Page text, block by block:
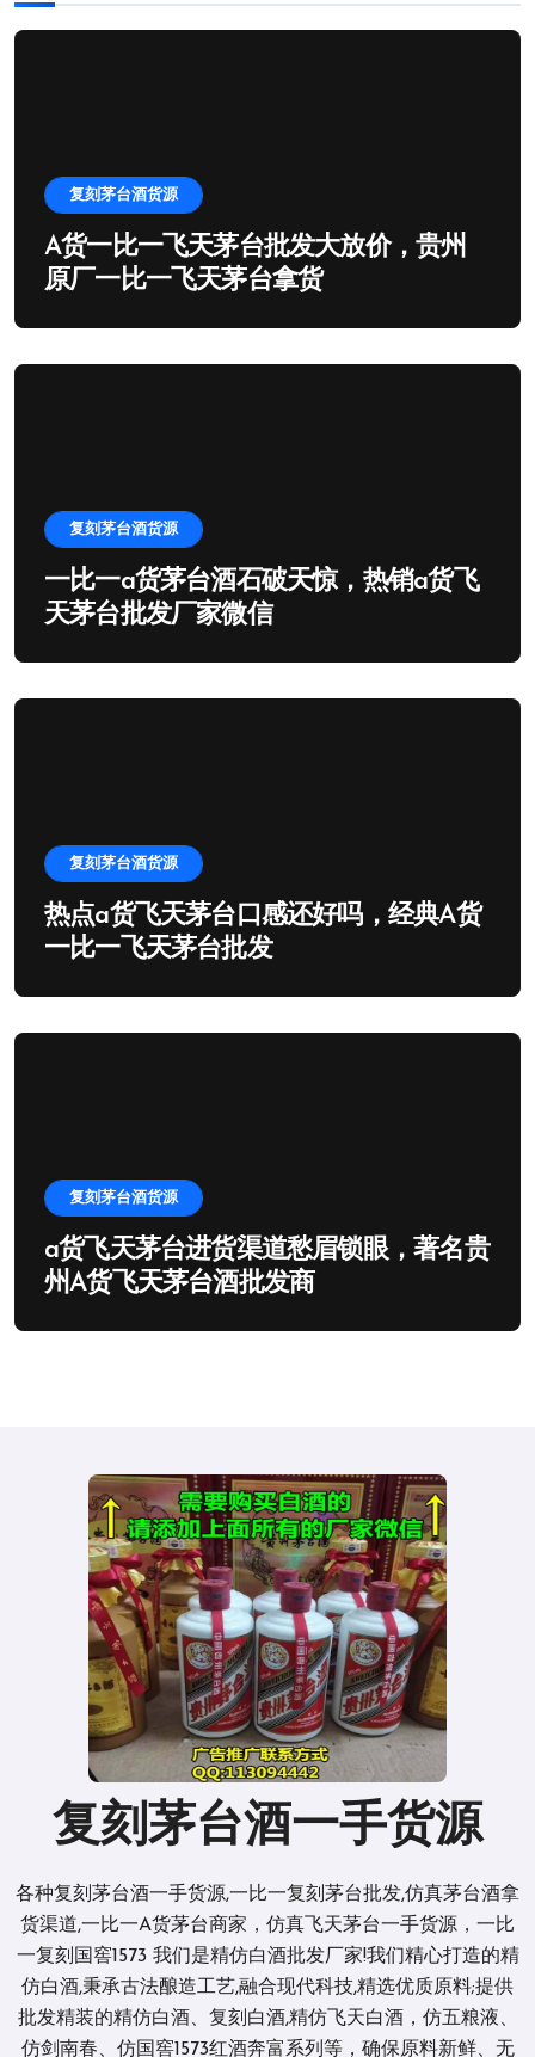
复刻茅台酒货源
A货一比一飞天茅台批发大放价，贵州
原厂一比一飞天茅台拿货
复刻茅台酒货源
一比一a货茅台酒石破天惊，热销a货飞
天茅台批发厂家微信
复刻茅台酒货源
热点a货飞天茅台口感还好吗，经典A货
一比一飞天茅台批发
复刻茅台酒货源
a货飞天茅台进货渠道愁眉锁眼，著名贵
州A货飞天茅台酒批发商
复刻茅台酒一手货源
各种复刻茅台酒一手货源,一比一复刻茅台批发,仿真茅台酒拿
货渠道,一比一A货茅台商家，仿真飞天茅台一手货源，一比
一复刻国窖1573 我们是精仿白酒批发厂家!我们精心打造的精
仿白酒,秉承古法酿造工艺,融合现代科技,精选优质原料;提供
批发精装的精仿白酒、复刻白酒,精仿飞天白酒，仿五粮液、
仿剑南春、仿国窖1573红酒奔富系列等，确保原料新鲜、无